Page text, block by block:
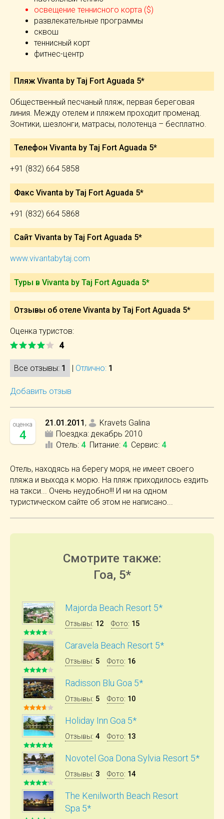
освещение теннисного корта ($)
развлекательные программы
сквош
теннисный корт
фитнес-центр
Пляж Vivanta by Taj Fort Aguada 5*
Общественный песчаный пляж, первая береговая
линия. Между отелем и пляжем проходит променад.
Зонтики, шезлонги, матрасы, полотенца – бесплатно.
Телефон Vivanta by Taj Fort Aguada 5*
+91 (832) 664 5858
Факс Vivanta by Taj Fort Aguada 5*
+91 (832) 664 5868
Сайт Vivanta by Taj Fort Aguada 5*
www.vivantabytaj.com
Туры в Vivanta by Taj Fort Aguada 5*
Отзывы об отеле Vivanta by Taj Fort Aguada 5*
Оценка туристов:
4
Все отзывы: 1 Отлично: 1
Добавить отзыв
оценка
4
21.01.2011 ,
Kravets Galina
Поездка: декабрь 2010
Отель: 4 Питание: 4 Сервис: 4
Отель, находясь на берегу моря, не имеет своего
пляжа и выхода к морю. На пляж приходилось ездить
на такси... Очень неудобно!!! И ни на одном
туристическом сайте об этом не написано...
Смотрите также:
Гоа, 5*
Majorda Beach Resort 5*
Отзывы: 12 Фото: 15
Caravela Beach Resort 5*
Отзывы: 5 Фото: 16
Radisson Blu Goa 5*
Отзывы: 5 Фото: 10
Holiday Inn Goa 5*
Отзывы: 4 Фото: 13
Novotel Goa Dona Sylvia Resort 5*
Отзывы: 3 Фото: 14
The Kenilworth Beach Resort
Spa 5*